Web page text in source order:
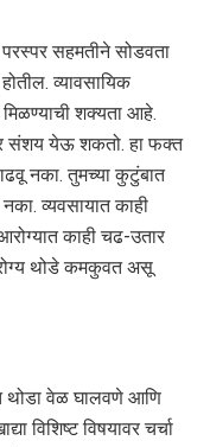
सहमतीने सोडवता
व्यावसायिक
मिळण्याची शक्यता आहे.
संशय येऊ शकतो. हा फक्त
नका. तुमच्या कुटुंबात
व्यवसायात काही
काही चढ-उतार
थोडे कमकुवत असू
थोडा वेळ घालवणे आणि
विशिष्ट विषयावर चर्चा